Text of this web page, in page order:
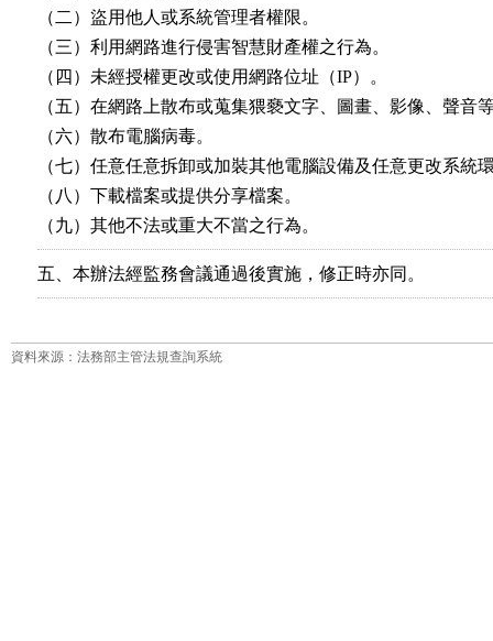
（二）盜用他人或系統管理者權限。
（三）利用網路進行侵害智慧財產權之行為。
（四）未經授權更改或使用網路位址（IP）。
（五）在網路上散布或蒐集猥褻文字、圖畫、影像、聲音
（六）散布電腦病毒。
（七）任意任意拆卸或加裝其他電腦設備及任意更改系統
（八）下載檔案或提供分享檔案。
（九）其他不法或重大不當之行為。
五、本辦法經監務會議通過後實施，修正時亦同。
資料來源：法務部主管法規查詢系統